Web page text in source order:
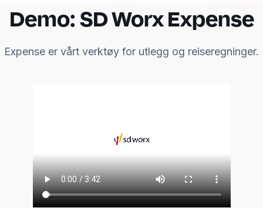
Demo: SD Worx Expense
Expense er vårt verktøy for utlegg og reiseregninger.